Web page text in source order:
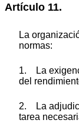
Artículo 11.
La
normas:
1. La
del
2. La
tarea